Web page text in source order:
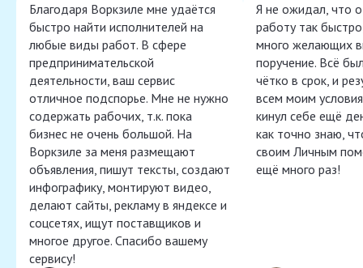
Благодаря Воркзиле мне удаётся
быстро найти исполнителей на
любые виды работ. В сфере
предпринимательской
деятельности, ваш сервис
отличное подспорье. Мне не нужно
содержать рабочих, т.к. пока
бизнес не очень большой. На
Воркзиле за меня размещают
объявления, пишут тексты, создают
инфографику, монтируют видео,
делают сайты, рекламу в яндексе и
соцсетях, ищут поставщиков и
многое другое. Спасибо вашему
сервису!
Я не ожидал, что
работу так
много желающих
поручение. Всё
чётко в срок, и
всем моим
кинул себе ещё
как точно знаю,
своим Личным
ещё много раз!